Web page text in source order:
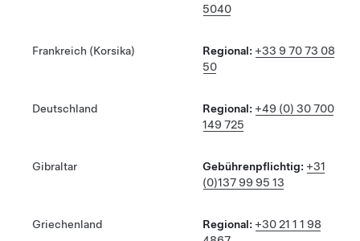
5040
Frankreich (Korsika) Regional: +33 9 70 73 08
50
Deutschland Regional: +49 (0) 30 700
149 725
Gibraltar Gebührenpflichtig: +31
(0)137 99 95 13
Griechenland Regional: +30 21 1 1 98